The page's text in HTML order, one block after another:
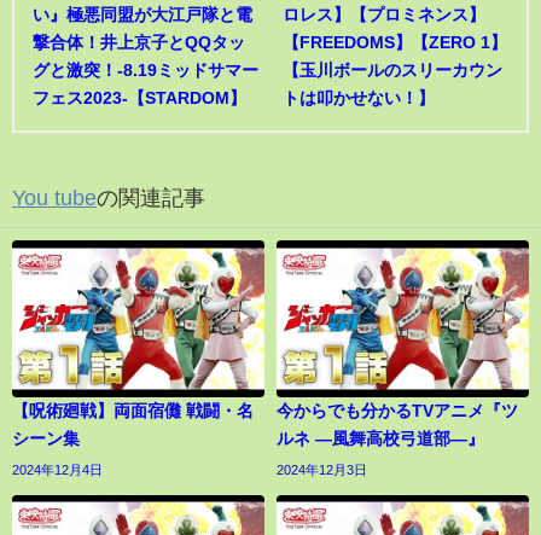
い』極悪同盟が大江戸隊と電
撃合体！井上京子とQQタッ
グと激突！-8.19ミッドサマー
フェス2023-【STARDOM】
ロレス】【プロミネンス】
【FREEDOMS】【ZERO 1】
【玉川ボールのスリーカウン
トは叩かせない！】
You tubeの関連記事
【呪術廻戦】両面宿儺 戦闘・名
シーン集
2024年12月4日
今からでも分かるTVアニメ『ツ
ルネ ―風舞高校弓道部―』
2024年12月3日